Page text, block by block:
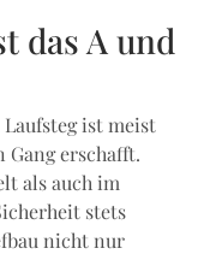
das A und
ist meist
Gang erschafft.
als auch im
stets
nicht nur